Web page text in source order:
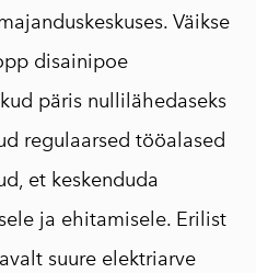
Väikse
disainipoe
päris nullilähedaseks
regulaarsed tööalased
et keskenduda
ja ehitamisele. Erilist
suure elektriarve